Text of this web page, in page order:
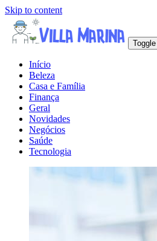
Skip to content
Início
Beleza
Casa e Família
Finança
Geral
Novidades
Negócios
Saúde
Tecnologia